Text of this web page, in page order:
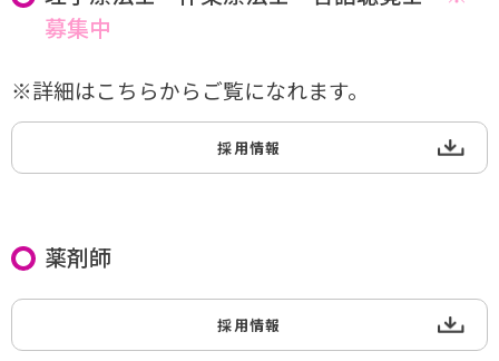
募集中
※詳細はこちらからご覧になれます。
採用情報
薬剤師
採用情報